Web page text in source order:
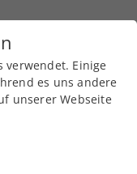
verwendet. Einige
es uns andere
unserer Webseite